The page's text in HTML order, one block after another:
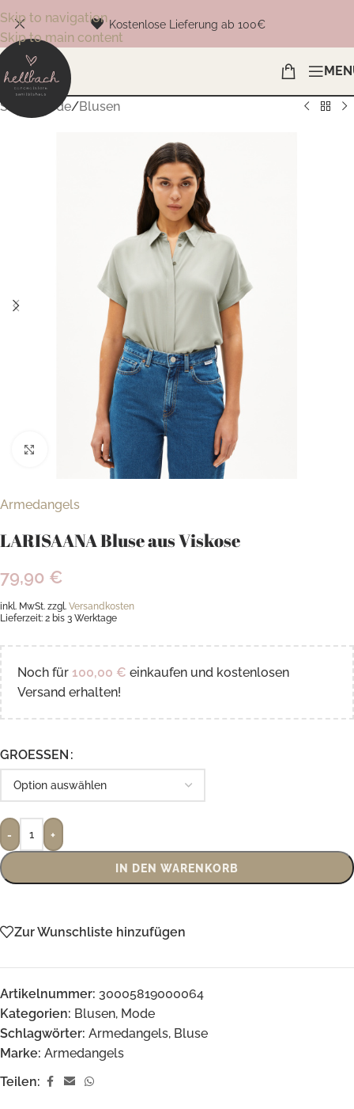
Skip to navigation
Skip to main content
Kostenlose Lieferung ab 100€
Start Mode/Blusen
Klick zum Vergrößern
Armedangels
LARISAANA Bluse aus Viskose
79,90 €
inkl. MwSt. zzgl. Versandkosten
Lieferzeit: 2 bis 3 Werktage
Noch für 100,00 € einkaufen und kostenlosen
Versand erhalten!
GROESSEN
- +
IN DEN WARENKORB
Alternative:
Zur Wunschliste hinzufügen
Artikelnummer: 30005819000064
Kategorien: Blusen, Mode
Schlagwörter: Armedangels, Bluse
Marke: Armedangels
Teilen: